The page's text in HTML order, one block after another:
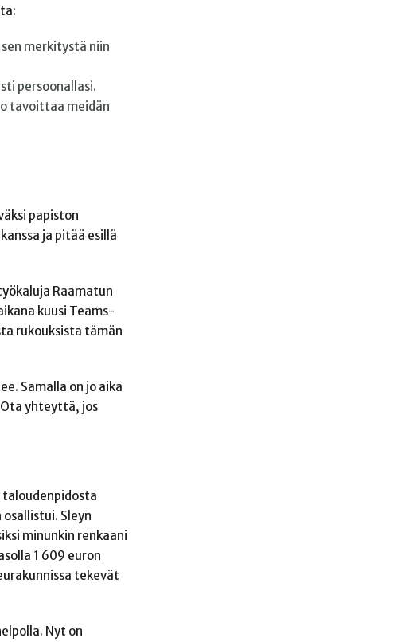
merkitystä niin
persoonallasi.
tavoittaa meidän
papiston
ja pitää esillä
Raamatun
kuusi Teams-
rukouksista tämän
Samalla on jo aika
Ota yhteyttä, jos
taloudenpidosta
Sleyn
minunkin renkaani
1 609 euron
tekevät
Nyt on